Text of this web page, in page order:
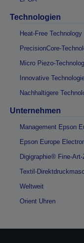
Technologien
Heat-Free Technology
PrecisionCore-
Micro Piezo-
Innovative
Nachhaltigere
Unternehmen
Management Epson
Epson Europe
Digigraphie® Fine-
Textil-
Weltweit
Orient Uhren